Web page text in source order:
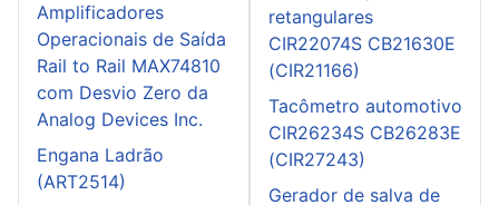
Amplificadores
Operacionais de Saída
Rail to Rail MAX74810
com Desvio Zero da
Analog Devices Inc.
Engana Ladrão
(ART2514)
retangulares
CIR22074S CB21630E
(CIR21166)
Tacômetro automotivo
CIR26234S CB26283E
(CIR27243)
Gerador de salva de